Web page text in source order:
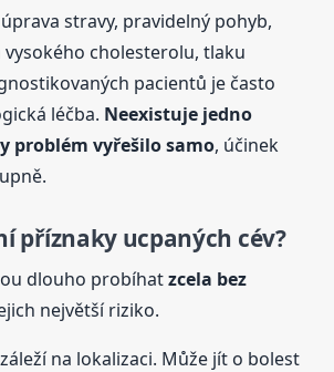
stravy, pravidelný pohyb,
cholesterolu, tlaku
pacientů je často
léčba. Neexistuje jedno
problém vyřešilo samo, účinek
příznaky ucpaných cév?
dlouho probíhatzcela bez
největší riziko.
na lokalizaci. Může jít o bolest